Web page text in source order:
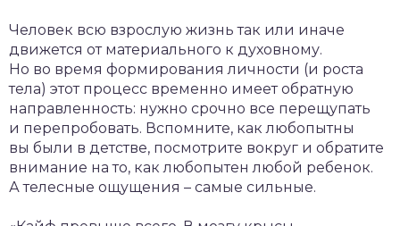
Человек всю взрослую жизнь так или иначе
движется от материального к духовному.
Но во время формирования личности (и роста
тела) этот процесс временно имеет обратную
направленность: нужно срочно все перещупать
и перепробовать. Вспомните, как любопытны
вы были в детстве, посмотрите вокруг и обратите
внимание на то, как любопытен любой ребенок.
А телесные ощущения – самые сильные.